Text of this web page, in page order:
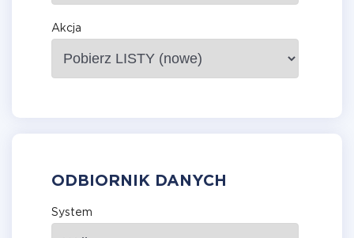
Akcja
ODBIORNIK DANYCH
System